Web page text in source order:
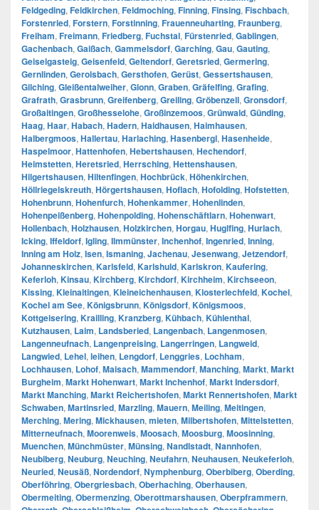
Feldgeding, Feldkirchen, Feldmoching, Finning, Finsing, Fischbach,
Forstenried, Forstern, Forstinning, Frauenneuharting, Fraunberg,
Freiham, Freimann, Friedberg, Fuchstal, Fürstenried, Gablingen,
Gachenbach, Gaißach, Gammelsdorf, Garching, Gau, Gauting,
Geiselgasteig, Geisenfeld, Geltendorf, Geretsried, Germering,
Gernlinden, Gerolsbach, Gersthofen, Gerüst, Gessertshausen,
Gilching, Gleißentalweiher, Glonn, Graben, Gräfelfing, Grafing,
Grafrath, Grasbrunn, Greifenberg, Greiling, Gröbenzell, Gronsdorf,
Großaitingen, Großhesselohe, Großinzemoos, Grünwald, Günding,
Haag, Haar, Habach, Hadern, Haidhausen, Haimhausen,
Halbergmoos, Hallertau, Harlaching, Hasenbergl, Hasenheide,
Haspelmoor, Hattenhofen, Hebertshausen, Hechendorf,
Heimstetten, Heretsried, Herrsching, Hettenshausen,
Hilgertshausen, Hiltenfingen, Hochbrück, Höhenkirchen,
Höllriegelskreuth, Hörgertshausen, Hoflach, Hofolding, Hofstetten,
Hohenbrunn, Hohenfurch, Hohenkammer, Hohenlinden,
Hohenpeißenberg, Hohenpolding, Hohenschäftlarn, Hohenwart,
Hollenbach, Holzhausen, Holzkirchen, Horgau, Huglfing, Hurlach,
Icking, Iffeldorf, Igling, Ilmmünster, Inchenhof, Ingenried, Inning,
Inning am Holz, Isen, Ismaning, Jachenau, Jesenwang, Jetzendorf,
Johanneskirchen, Karlsfeld, Karlshuld, Karlskron, Kaufering,
Keferloh, Kinsau, Kirchberg, Kirchdorf, Kirchheim, Kirchseeon,
Kissing, Kleinaitingen, Kleineichenhausen, Klosterlechfeld, Kochel,
Kochel am See, Königsbrunn, Königsdorf, Königsmoos,
Kottgeisering, Krailling, Kranzberg, Kühbach, Kühlenthal,
Kutzhausen, Laim, Landsberied, Langenbach, Langenmosen,
Langenneufnach, Langenpreising, Langerringen, Langweid,
Langwied, Lehel, leihen, Lengdorf, Lenggries, Lochham,
Lochhausen, Lohof, Maisach, Mammendorf, Manching, Markt, Markt
Burgheim, Markt Hohenwart, Markt Inchenhof, Markt Indersdorf,
Markt Manching, Markt Reichertshofen, Markt Rennertshofen, Markt
Schwaben, Martinsried, Marzling, Mauern, Meiling, Meitingen,
Merching, Mering, Mickhausen, mieten, Milbertshofen, Mittelstetten,
Mitterneufnach, Moorenweis, Moosach, Moosburg, Moosinning,
Muenchen, Münchmüster, Münsing, Nandlstadt, Nannhofen,
Neubiberg, Neuburg, Neuching, Neufahrn, Neuhausen, Neukeferloh,
Neuried, Neusäß, Nordendorf, Nymphenburg, Oberbiberg, Oberding,
Oberföhring, Obergriesbach, Oberhaching, Oberhausen,
Obermeiting, Obermenzing, Oberottmarshausen, Oberpframmern,